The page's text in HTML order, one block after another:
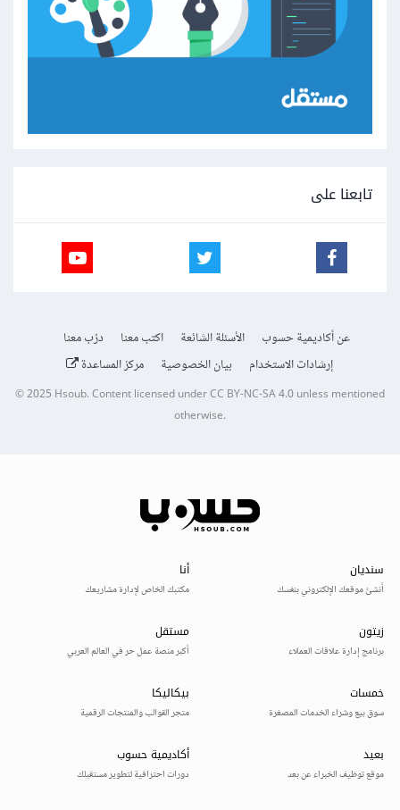
تابعنا على
عن أكاديمية حسوب الأسئلة الشائعة اكتب معنا
درّب معنا
إرشادات الاستخدام
بيان الخصوصية مركز المساعدة
© 2025Hsoub.Content licensed underCC BY-NC-SA 4.0unless mentioned
otherwise.